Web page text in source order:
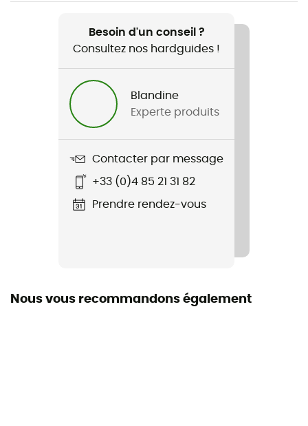
Vélotaf / Vélo de route
Homme / Femme
Nom du produit
Hyban 2.0 Led Signal
Besoin d'un conseil ?
Consultez nos hardguides !
Blandine
Experte produits
Contacter par message
+33 (0)4 85 21 31 82
Prendre rendez-vous
Nous vous recommandons également